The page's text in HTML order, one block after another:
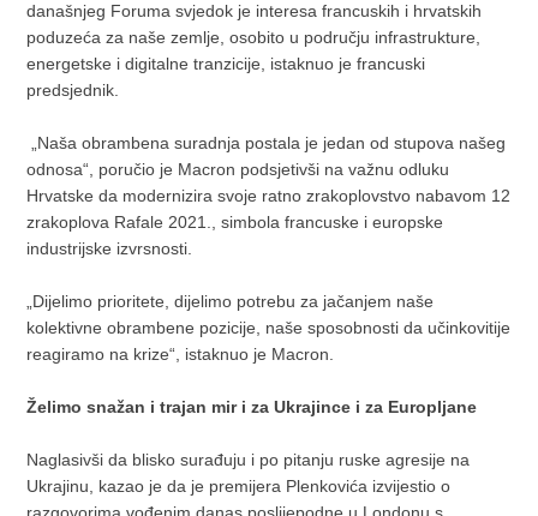
današnjeg Foruma svjedok je interesa francuskih i hrvatskih
poduzeća za naše zemlje, osobito u području infrastrukture,
energetske i digitalne tranzicije, istaknuo je francuski
predsjednik.
„Naša obrambena suradnja postala je jedan od stupova našeg
odnosa“, poručio je Macron podsjetivši na važnu odluku
Hrvatske da modernizira svoje ratno zrakoplovstvo nabavom 12
zrakoplova Rafale 2021., simbola francuske i europske
industrijske izvrsnosti.
„Dijelimo prioritete, dijelimo potrebu za jačanjem naše
kolektivne obrambene pozicije, naše sposobnosti da učinkovitije
reagiramo na krize“, istaknuo je Macron.
Želimo snažan i trajan mir i za Ukrajince i za Europljane
Naglasivši da blisko surađuju i po pitanju ruske agresije na
Ukrajinu, kazao je da je premijera Plenkovića izvijestio o